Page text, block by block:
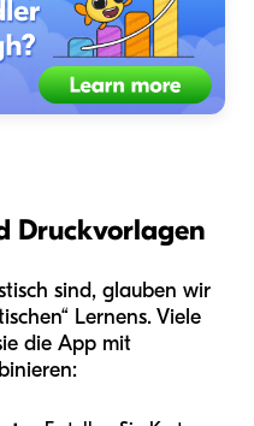
Druckvorlagen
sind, glauben wir
Lernens. Viele
die App mit